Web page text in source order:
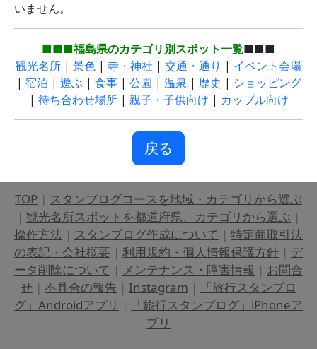
いません。
■■■福島県のカテゴリ別スポット一覧■■■
観光名所 | 景色 | 寺・神社 | 交通・通り | イベント会場
| 宿泊 | 遊ぶ| 食事| 公園 | 温泉 | 歴史 | ショッピング
| 待ち合わせ場所| 親子・子供向け | カップル向け
戻る
TOP | スタンプログコースを地域・カテゴリから選ぶ
| 観光名所スポットを都道府県、カテゴリから選ぶ |
操作方法 | スタンプログ作成について | 特定商取引法
の表記・会社概要 | 利用規約・個人情報保護方針 | デ
ータ削除について | メンテナンス・障害情報 | お問合
せ | 不具合の報告 | Instagram |
「旅行スタンプロ
グ」Androidアプリ |
「旅行スタンプログ」iPhoneア
プリ